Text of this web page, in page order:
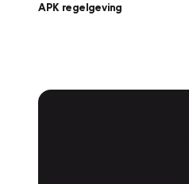
APK regelgeving